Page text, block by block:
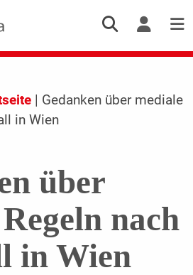
| Gedanken über mediale
in Wien
über
nach
in Wien